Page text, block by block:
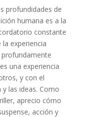
profundidades de
humana es a la
constante
experiencia
profundamente
una experiencia
y con el
las ideas. Como
aprecio cómo
acción y